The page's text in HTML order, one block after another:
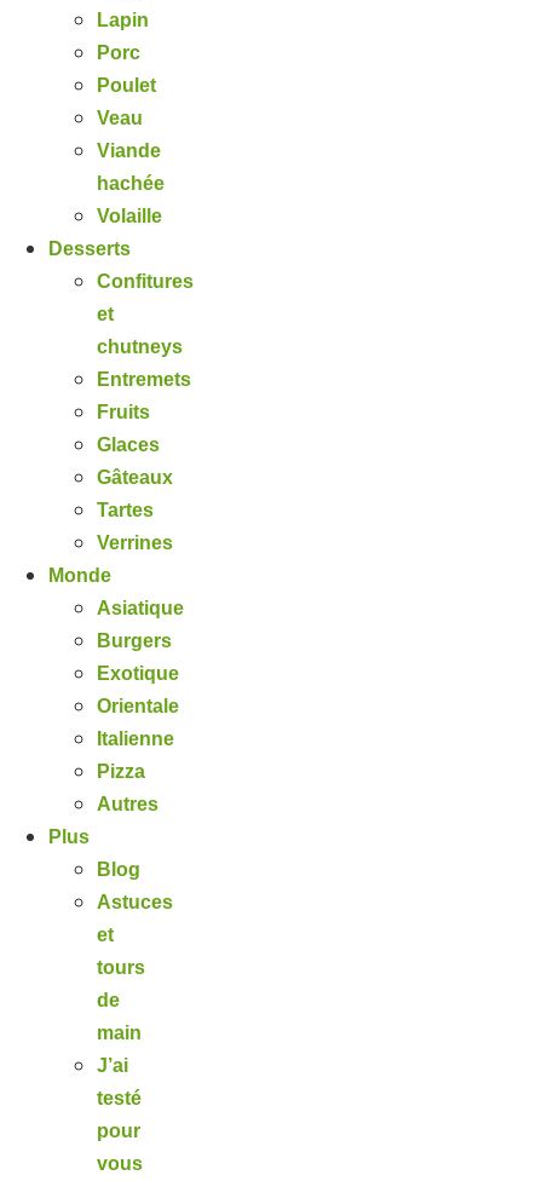
Lapin
Porc
Poulet
Veau
Viande
hachée
Volaille
Desserts
Confitures
et
chutneys
Entremets
Fruits
Glaces
Gâteaux
Tartes
Verrines
Monde
Asiatique
Burgers
Exotique
Orientale
Italienne
Pizza
Autres
Plus
Blog
Astuces
et
tours
de
main
J’ai
testé
pour
vous